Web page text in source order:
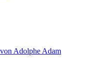
Adolphe Adam